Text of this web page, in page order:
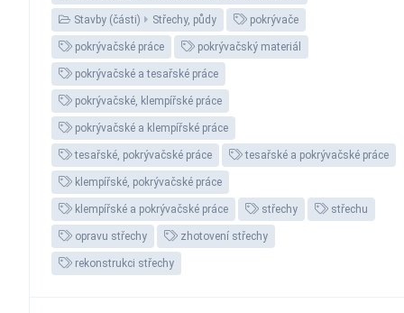
Stavby (části) Střechy, půdy pokrývače
pokrývačské práce pokrývačský materiál
pokrývačské a tesařské práce
pokrývačské, klempířské práce
pokrývačské a klempířské práce
tesařské, pokrývačské práce tesařské a pokrývačské práce
klempířské, pokrývačské práce
klempířské a pokrývačské práce střechy střechu
opravu střechy zhotovení střechy
rekonstrukci střechy